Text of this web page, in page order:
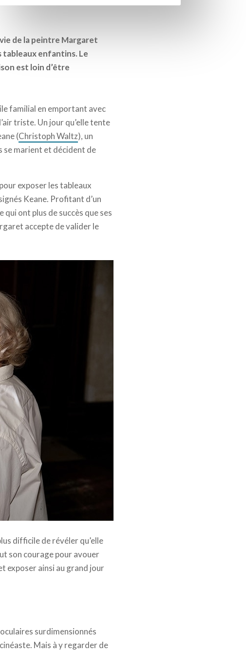
vie de la peintre Margaret
tableaux enfantins. Le
est loin d’être
familial en emportant avec
triste. Un jour qu’elle tente
(Christoph Waltz), un
se marient et décident de
exposer les tableaux
Keane. Profitant d’un
ont plus de succès que ses
accepte de valider le
difficile de révéler qu’elle
son courage pour avouer
exposer ainsi au grand jour
surdimensionnés
Mais à y regarder de